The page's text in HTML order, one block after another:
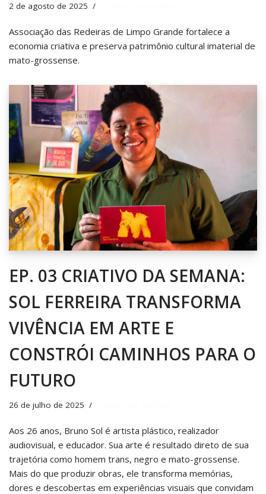
2 de agosto de 2025
Associação das Redeiras de Limpo Grande fortalece a
economia criativa e preserva patrimônio cultural imaterial de
mato-grossense.
EP. 03 CRIATIVO DA SEMANA:
SOL FERREIRA TRANSFORMA
VIVÊNCIA EM ARTE E
CONSTRÓI CAMINHOS PARA O
FUTURO
26 de julho de 2025
Aos 26 anos, Bruno Sol é artista plástico, realizador
audiovisual, e educador. Sua arte é resultado direto de sua
trajetória como homem trans, negro e mato-grossense.
Mais do que produzir obras, ele transforma memórias,
dores e descobertas em experiências visuais que convidam